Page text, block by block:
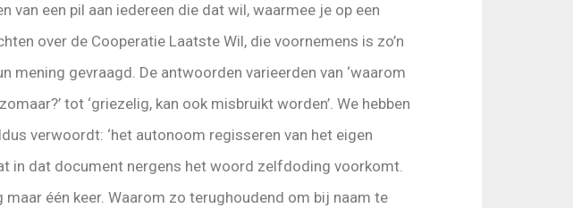
een pil aan iedereen die dat wil, waarmee je op een
over de Cooperatie Laatste Wil, die voornemens is zo’n
mening gevraagd. De antwoorden varieerden van ‘waarom
tot ‘griezelig, kan ook misbruikt worden’. We hebben
verwoordt: ‘het autonoom regisseren van het eigen
in dat document nergens het woord zelfdoding voorkomt.
één keer. Waarom zo terughoudend om bij naam te